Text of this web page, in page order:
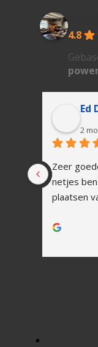
4.8
Ed
2
Zeer
netjes
plaatsen